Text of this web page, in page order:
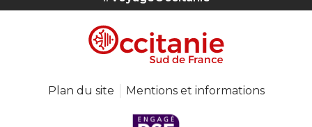
Plan du site Mentions et informations